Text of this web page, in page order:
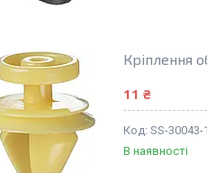
Кріплення
11 ₴
SS-30043-
В наявності